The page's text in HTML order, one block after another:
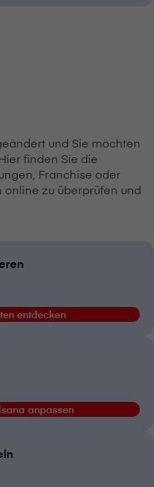
und Sie möchten
finden Sie die
Franchise oder
zu überprüfen und
entdecken
anpassen